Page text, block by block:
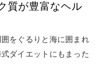
質が豊富なヘル
をぐるりと海に囲まれ
ダイエットにもまった